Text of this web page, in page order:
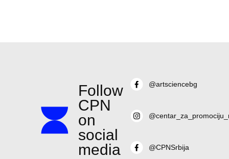
Follow
CPN
on
social
media
@artsciencebg
@CPNSrbija